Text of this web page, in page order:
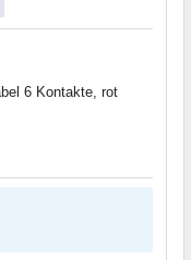
6 Kontakte, rot